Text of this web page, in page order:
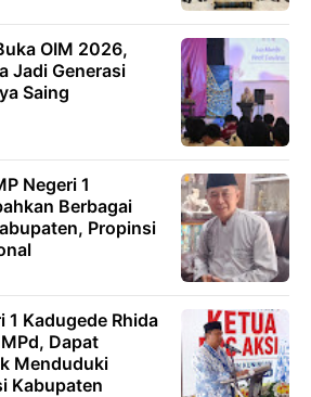
OIM 2026,
Jadi Generasi
Saing
Negeri 1
Berbagai
Propinsi
1 Kadugede Rhida
Dapat
Menduduki
Kabupaten